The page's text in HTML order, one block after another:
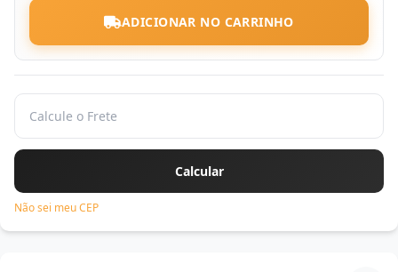
ADICIONAR NO CARRINHO
Não sei meu CEP